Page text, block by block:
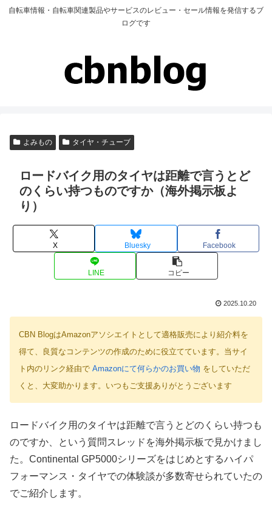
自転車情報・自転車関連製品やサービスのレビュー・セール情報を発信するブ
ログです
よみもの タイヤ・チューブ
ロードバイク用のタイヤは距離で言うとど
のくらい持つものですか（海外掲示板よ
り）
X Bluesky Facebook
LINE コピー
2025.10.20
CBN BlogはAmazonアソシエイトとして適格販売により紹介料を
得て、良質なコンテンツの作成のために役立てています。当サイ
ト内のリンク経由で Amazonにて何らかのお買い物 をしていただ
くと、大変助かります。いつもご支援ありがとうございます
ロードバイク用のタイヤは距離で言うとどのくらい持つも
のですか、という質問スレッドを海外掲示板で見かけまし
た。Continental GP5000シリーズをはじめとするハイパ
フォーマンス・タイヤでの体験談が多数寄せられていたの
でご紹介します。